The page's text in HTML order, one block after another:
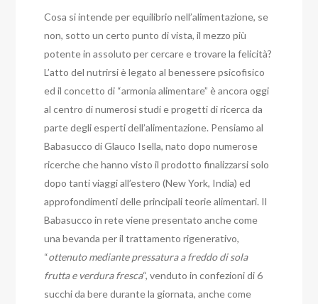
Cosa si intende per equilibrio nell’alimentazione, se
non, sotto un certo punto di vista, il mezzo più
potente in assoluto per cercare e trovare la felicità?
L’atto del nutrirsi è legato al benessere psicofisico
ed il concetto di “armonia alimentare” è ancora oggi
al centro di numerosi studi e progetti di ricerca da
parte degli esperti dell’alimentazione. Pensiamo al
Babasucco di Glauco Isella, nato dopo numerose
ricerche che hanno visto il prodotto finalizzarsi solo
dopo tanti viaggi all’estero (New York, India) ed
approfondimenti delle principali teorie alimentari. Il
Babasucco in rete viene presentato anche come
una bevanda per il trattamento rigenerativo,
“ottenuto mediante pressatura a freddo di sola
frutta e verdura fresca“, venduto in confezioni di 6
succhi da bere durante la giornata, anche come